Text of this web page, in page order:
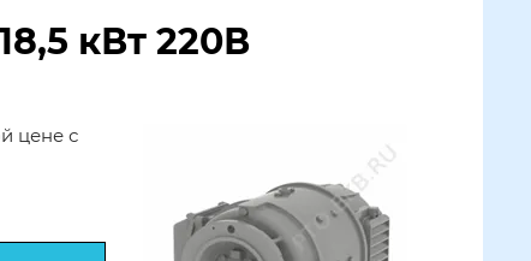
кВт 220В
цене с